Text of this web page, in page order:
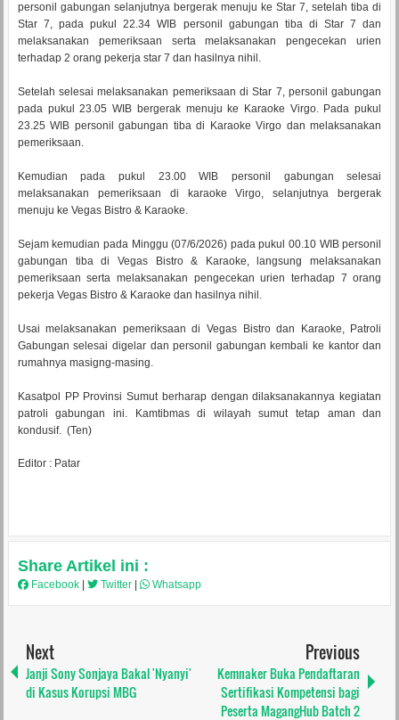
personil gabungan selanjutnya bergerak menuju ke Star 7, setelah tiba di
Star 7, pada pukul 22.34 WIB personil gabungan tiba di Star 7 dan
melaksanakan pemeriksaan serta melaksanakan pengecekan urien
terhadap 2 orang pekerja star 7 dan hasilnya nihil.
Setelah selesai melaksanakan pemeriksaan di Star 7, personil gabungan
pada pukul 23.05 WIB bergerak menuju ke Karaoke Virgo. Pada pukul
23.25 WIB personil gabungan tiba di Karaoke Virgo dan melaksanakan
pemeriksaan.
Kemudian pada pukul 23.00 WIB personil gabungan selesai
melaksanakan pemeriksaan di karaoke Virgo, selanjutnya bergerak
menuju ke Vegas Bistro & Karaoke.
Sejam kemudian pada Minggu (07/6/2026) pada pukul 00.10 WIB personil
gabungan tiba di Vegas Bistro & Karaoke, langsung melaksanakan
pemeriksaan serta melaksanakan pengecekan urien terhadap 7 orang
pekerja Vegas Bistro & Karaoke dan hasilnya nihil.
Usai melaksanakan pemeriksaan di Vegas Bistro dan Karaoke, Patroli
Gabungan selesai digelar dan personil gabungan kembali ke kantor dan
rumahnya masigng-masing.
Kasatpol PP Provinsi Sumut berharap dengan dilaksanakannya kegiatan
patroli gabungan ini. Kamtibmas di wilayah sumut tetap aman dan
kondusif. (Ten)
Editor : Patar
Share Artikel ini :
Facebook Twitter Whatsapp
Next
Janji Sony Sonjaya Bakal 'Nyanyi'
di Kasus Korupsi MBG
Previous
Kemnaker Buka Pendaftaran
Sertifikasi Kompetensi bagi
Peserta MagangHub Batch 2